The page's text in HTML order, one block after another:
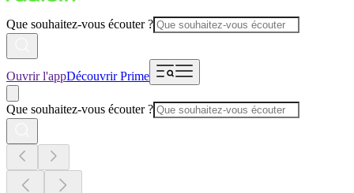
Que souhaitez-vous écouter ?
Ouvrir l'appDécouvrir Prime
Que souhaitez-vous écouter ?